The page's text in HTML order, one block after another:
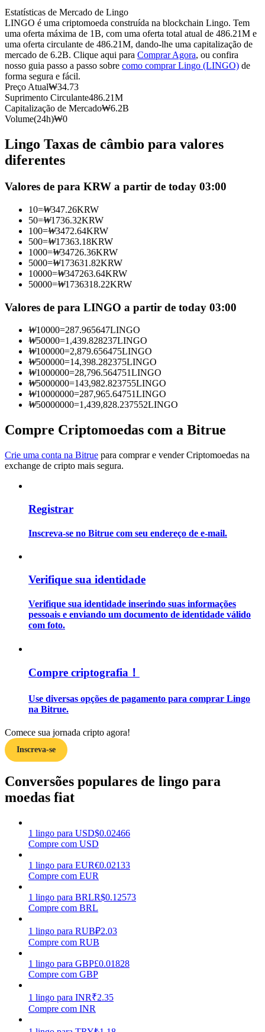
Copiar Trading
Junte-se aos principais traders
Torne-se um Trader de Cópias
Desfrute da partilha de lucros e comissões de copy trading
Informação
Análise de big data, incluindo informações comerciais, etc.
Estratégias de negociação
Ganhar
Porquinho poderoso
Ganhe recompensas competitivas diariamente
Estatísticas de Mercado de Lingo
LINGO é uma criptomoeda construída na blockchain Lingo. Tem
uma oferta máxima de 1B, com uma oferta total atual de 486.21M e
uma oferta circulante de 486.21M, dando-lhe uma capitalização de
mercado de 6.2B. Clique aqui para Comprar Agora, ou confira
nosso guia passo a passo sobre como comprar Lingo (LINGO) de
forma segura e fácil.
Preço Atual₩34.73
Suprimento Circulante486.21M
Capitalização de Mercado₩6.2B
Volume(24h)₩0
Lingo Taxas de câmbio para valores
diferentes
Valores de para KRW a partir de today 03:00
10=₩347.26KRW
50=₩1736.32KRW
100=₩3472.64KRW
500=₩17363.18KRW
1000=₩34726.36KRW
5000=₩173631.82KRW
10000=₩347263.64KRW
50000=₩1736318.22KRW
Valores de para LINGO a partir de today 03:00
₩10000=287.965647LINGO
₩50000=1,439.828237LINGO
₩100000=2,879.656475LINGO
₩500000=14,398.282375LINGO
₩1000000=28,796.564751LINGO
₩5000000=143,982.823755LINGO
₩10000000=287,965.64751LINGO
₩50000000=1,439,828.237552LINGO
Compre Criptomoedas com a Bitrue
Crie uma conta na Bitrue para comprar e vender Criptomoedas na
exchange de cripto mais segura.
Registrar
Inscreva-se no Bitrue com seu endereço de e-mail.
Verifique sua identidade
Verifique sua identidade inserindo suas informações
pessoais e enviando um documento de identidade válido
com foto.
Compre criptografia！
Use diversas opções de pagamento para comprar Lingo
na Bitrue.
Comece sua jornada cripto agora!
Inscreva-se
Conversões populares de lingo para
moedas fiat
1 lingo para USD$0.02466
Compre com USD
1 lingo para EUR€0.02133
Compre com EUR
1 lingo para BRLR$0.12573
Compre com BRL
1 lingo para RUB₽2.03
Compre com RUB
1 lingo para GBP£0.01828
Compre com GBP
1 lingo para INR₹2.35
Compre com INR